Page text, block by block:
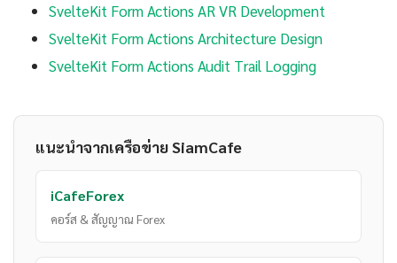
SvelteKit Form Actions AR VR Development
SvelteKit Form Actions Architecture Design
SvelteKit Form Actions Audit Trail Logging
แนะนำจากเครือข่าย SiamCafe
iCafeForex
คอร์ส & สัญญาณ Forex